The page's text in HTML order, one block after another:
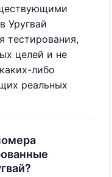
Уругвай
тестирования,
целей и не
либо
реальных